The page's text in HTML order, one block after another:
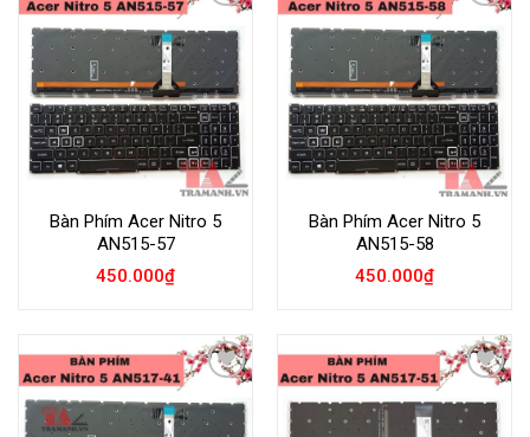
Wishlist
Bàn Phím Acer Nitro 5
AN515-57
450.000₫
Wishlist
Bàn Phím Acer Nitro 5
AN515-58
450.000₫
Wishlist
Wishlist